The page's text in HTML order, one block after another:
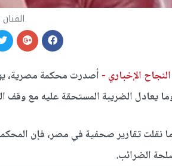
النجاح الإخباري - أصدرت محكمة مصرية،
يعادل الضريبة المستحقة عليه مع وقف
الضرائب.